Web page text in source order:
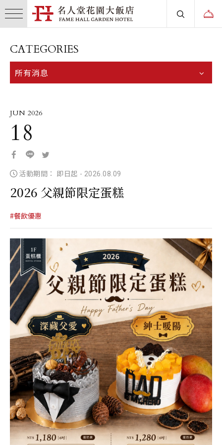
活動期間： 即日起 - 2026.08.09
2026 父親節限定蛋糕
#餐飲優惠
JUN 2026
18
CATEGORIES
所有消息